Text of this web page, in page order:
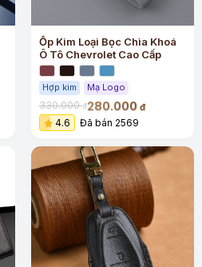
Ốp Kim Loại Bọc Chìa Khoá
Ô Tô Chevrolet Cao Cấp
Hợp kim Mạ Logo
330.000đ280.000 đ
4.6 Đã bán 2569